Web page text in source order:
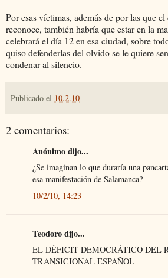
Por esas víctimas, además de por las que
reconoce, también habría que estar en la
celebrará el día 12 en esa ciudad, sobre
quiso defenderlas del olvido se le quiere
condenar al silencio.
Publicado el 10.2.10
2 comentarios:
Anónimo dijo...
¿Se imaginan lo que duraría una
esa manifestación de Salamanca?
10/2/10, 14:23
Teodoro dijo...
EL DÉFICIT DEMOCRÁTICO DEL
TRANSICIONAL ESPAÑOL